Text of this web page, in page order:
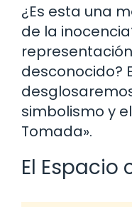
¿Es esta una
de la
desconocido?
simbolismo y
Tomada».
El Espacio